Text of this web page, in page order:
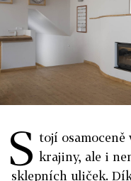
S tojí
krajiny, ale i
sklepních uliček.